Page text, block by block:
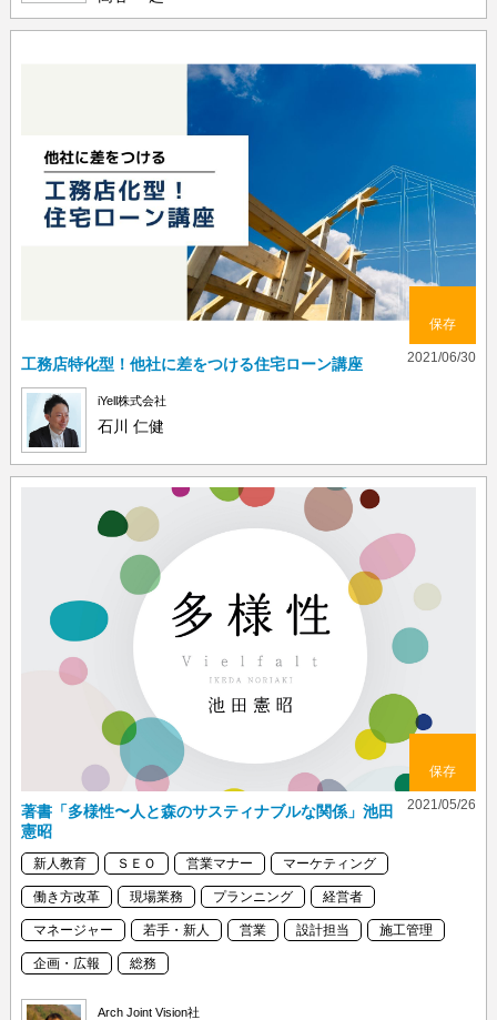
保存
2021/06/30
工務店特化型！他社に差をつける住宅ローン講座
iYell株式会社
石川 仁健
保存
2021/05/26
著書「多様性〜人と森のサスティナブルな関係」池田
憲昭
新人教育 ＳＥＯ 営業マナー マーケティング
働き方改革 現場業務 プランニング 経営者
マネージャー 若手・新人 営業 設計担当 施工管理
企画・広報 総務
Arch Joint Vision社